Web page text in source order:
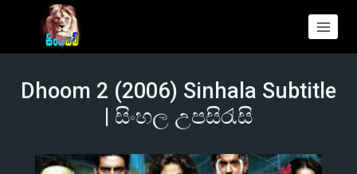
Dhoom 2 (2006) Sinhala Subtitle
| සිංහල උපසිරැසි